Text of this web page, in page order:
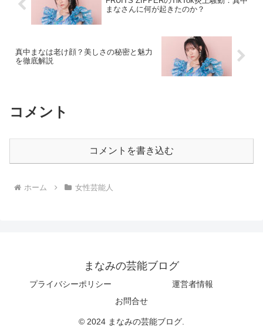
まなさんに何が起きたのか？
真中まなは老け顔？美しさの秘密と魅力
を徹底解説
コメント
コメントを書き込む
ホーム 女性芸能人
まなみの芸能ブログ
プライバシーポリシー
運営者情報
お問合せ
© 2024 まなみの芸能ブログ.